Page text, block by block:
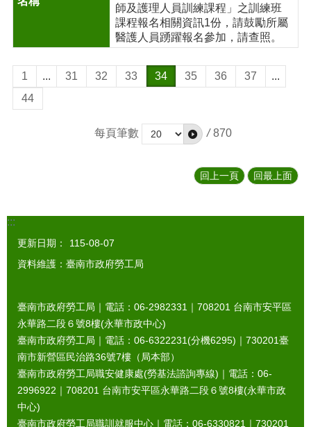
師及護理人員訓練課程」之訓練班
課程報名相關資訊1份，請鼓勵所屬
醫護人員踴躍報名參加，請查照。
1 ... 31 32 33 34 35 36 37
...
44
每頁筆數 / 870
回上一頁 回最上面
:::
更新日期：
115-08-07
資料維護：臺南市政府勞工局
臺南市政府勞工局｜電話：06-2982331｜ 708201 台南市安平區
永華路二段６號8樓(永華市政中心)
臺南市政府勞工局｜電話：06-6322231(分機6295)｜ 730201臺
南市新營區民治路36號7樓（局本部）
臺南市政府勞工局職安健康處(勞基法諮詢專線)｜電話：06-
2996922｜ 708201 台南市安平區永華路二段６號8樓(永華市政
中心)
臺南市政府勞工局職訓就服中心｜電話：06-6330821｜ 730201